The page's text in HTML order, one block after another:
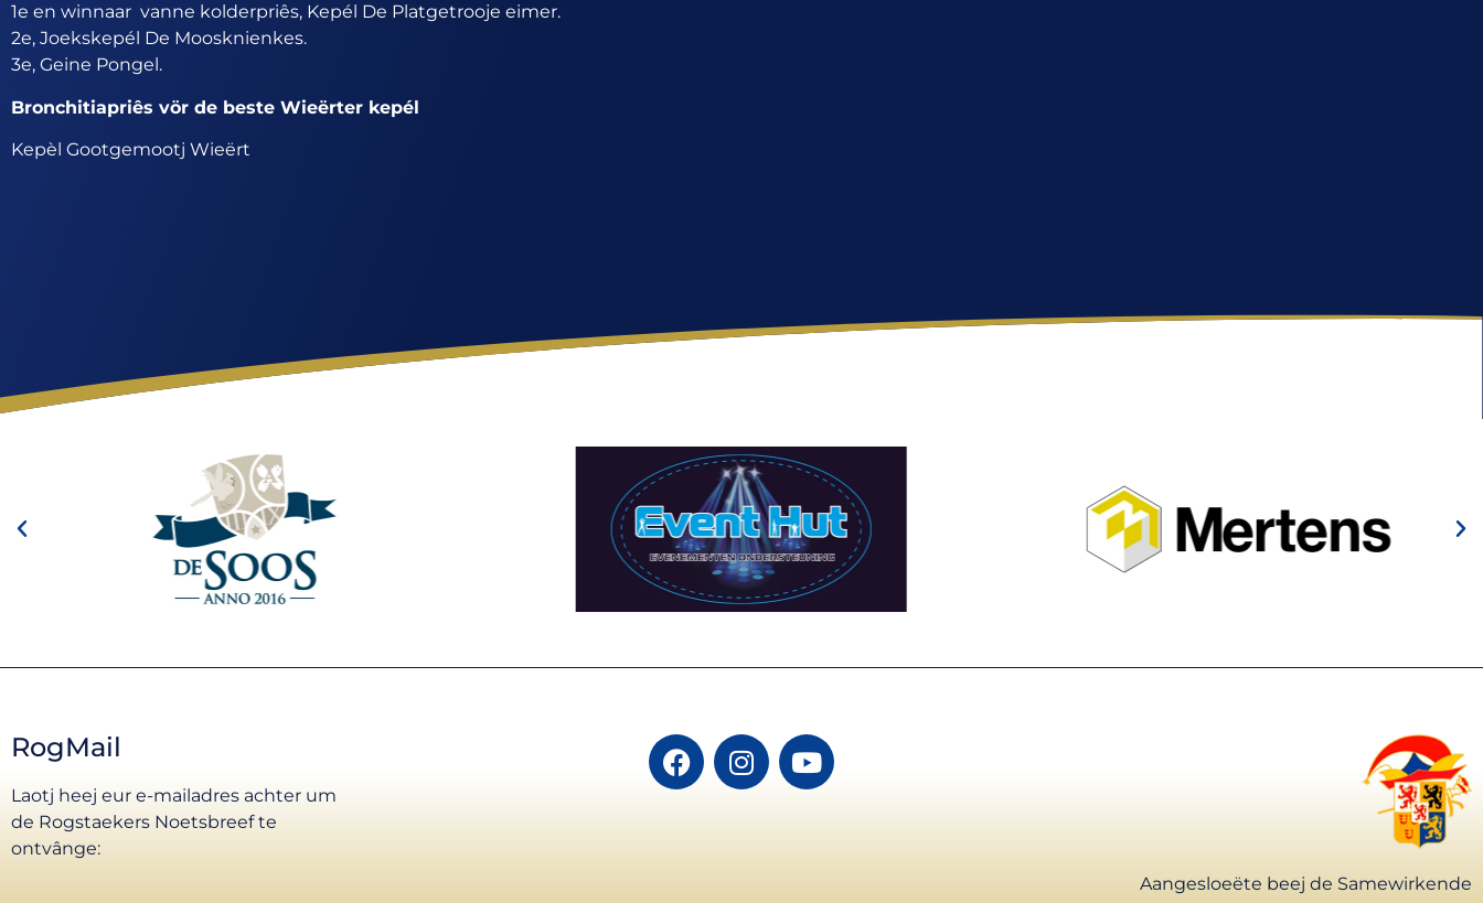
1e en winnaar vanne kolderpriês, Kepél De Platgetrooje eimer.
2e, Joekskepél De Moosknienkes.
3e, Geine Pongel.
Bronchitiapriês vör de beste Wieërter kepél
Kepèl Gootgemootj Wieërt
RogMail
Laotj heej eur e-mailadres achter um
de Rogstaekers Noetsbreef te
ontvânge:
Aangesloeëte beej de Samewirkende